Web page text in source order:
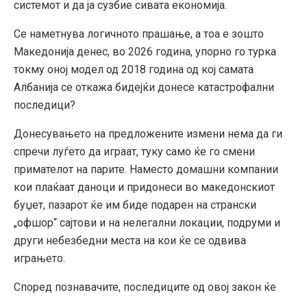
системот и да ја сузбие сивата економија.
Се наметнува логичното прашање, а тоа е зошто
Македонија денес, во 2026 година, упорно го турка
токму оној модел од 2018 година од кој самата
Албанија се откажа бидејќи донесе катастрофални
последици?
Донесувањето на предложените измени нема да ги
спречи луѓето да играат, туку само ќе го смени
примателот на парите. Наместо домашни компании
кои плаќаат даноци и придонеси во македонскиот
буџет, пазарот ќе им биде подарен на странски
„офшор“ сајтови и на нелегални локации, подруми и
други небезбедни места на кои ќе се одвива
играњето.
Според познавачите, последиците од овој закон ќе